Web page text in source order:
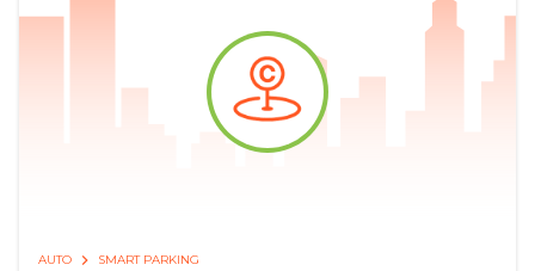
AUTO SMART PARKING